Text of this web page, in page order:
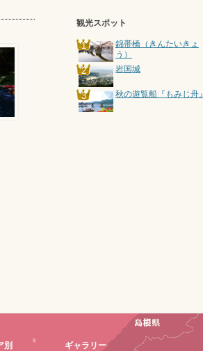
観光スポット
錦帯橋（きんたいきょ
う）
岩国城
秋の遊覧船『もみじ舟』
別
ギャラリー